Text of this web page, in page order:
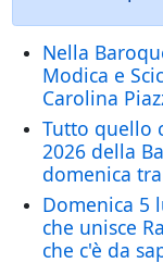
Nella
Modica e
Carolina
Tutto quello
2026 della
domenica
Domenica 5
che unisce
che c'è da